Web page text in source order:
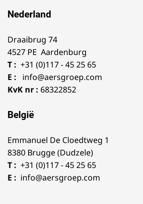
Nederland
Draaibrug 74
4527 PE Aardenburg
T : +31 (0)117 - 45 25 65
E :
info@aersgroep.com
KvK nr : 68322852
België
Emmanuel De Cloedtweg 1
8380 Brugge (Dudzele)
T : +31 (0)117 - 45 25 65
E : info@aersgroep.com